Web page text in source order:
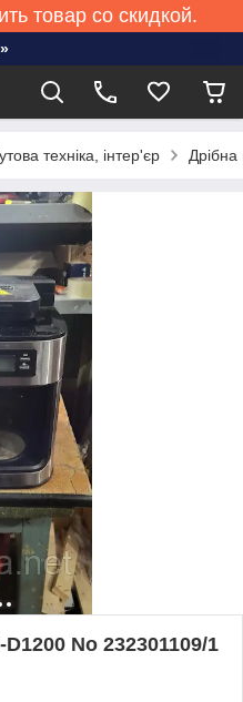
товар со скидкой.
техніка, інтер'єр Дрібна
No 232301109/1